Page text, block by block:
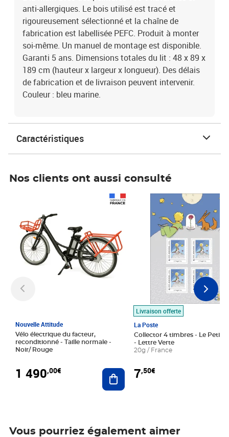
anti-allergiques. Le bois utilisé est tracé et
rigoureusement sélectionné et la chaîne de
fabrication est labellisée PEFC. Produit à monter
soi-même. Un manuel de montage est disponible.
Garanti 5 ans. Dimensions totales du lit : 48 x 89 x
189 cm (hauteur x largeur x longueur). Des délais
de fabrication et de livraison peuvent intervenir.
Couleur : bleu marine.
Caractéristiques
Nos clients ont aussi consulté
Nouvelle Attitude
Vélo électrique du facteur,
reconditionné - Taille normale -
Noir/ Rouge
1 490,00€ Ajouter au panier
Livraison offerte
La Poste
Collector 4 timbres - Le Petit
- Lettre Verte
20g / France
7,50€
Prix 7,50€
Vous pourriez également aimer